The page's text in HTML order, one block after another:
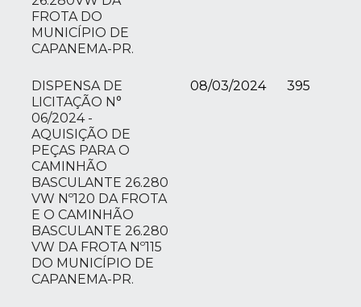
FROTA DO
MUNICÍPIO DE
CAPANEMA-PR.
DISPENSA DE
LICITAÇÃO N°
06/2024 -
AQUISIÇÃO DE
PEÇAS PARA O
CAMINHÃO
BASCULANTE 26.280
VW Nº120 DA FROTA
E O CAMINHÃO
BASCULANTE 26.280
VW DA FROTA Nº115
DO MUNICÍPIO DE
CAPANEMA-PR.
08/03/2024 395